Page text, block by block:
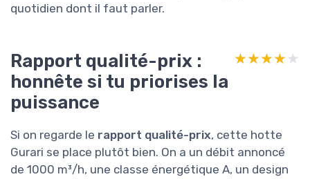
quotidien dont il faut parler.
Rapport qualité-prix :
honnête si tu priorises la
puissance
★★★★★
★★★★★
Si on regarde le rapport qualité-prix, cette hotte
Gurari se place plutôt bien. On a un débit annoncé
de 1000 m³/h, une classe énergétique A, un design